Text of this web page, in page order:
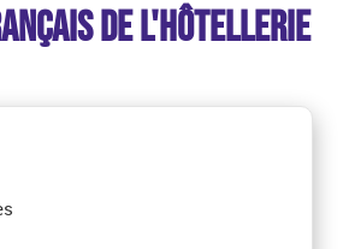
navigation
DE L'HÔTELLERIE